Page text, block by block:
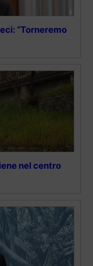
“Torneremo
nel centro